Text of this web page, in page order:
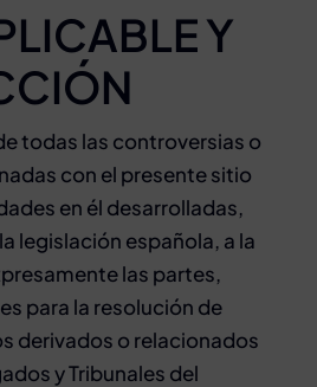
Y
todas las controversias o
con el presente sitio
en él desarrolladas,
legislación española, a la
las partes,
para la resolución de
derivados o relacionados
y Tribunales del